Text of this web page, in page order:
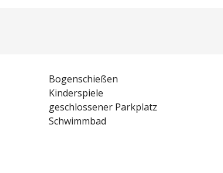
Bogenschießen
Kinderspiele
geschlossener Parkplatz
Schwimmbad